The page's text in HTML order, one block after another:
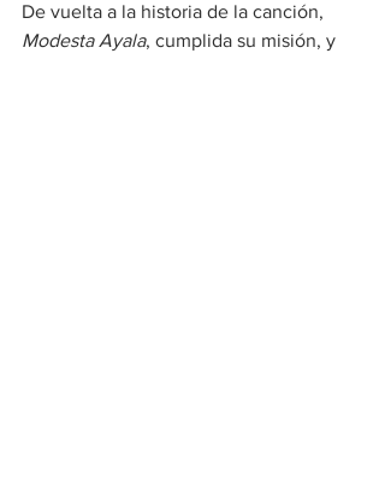
De vuelta a la historia de la canción,
Modesta Ayala, cumplida su misión, y